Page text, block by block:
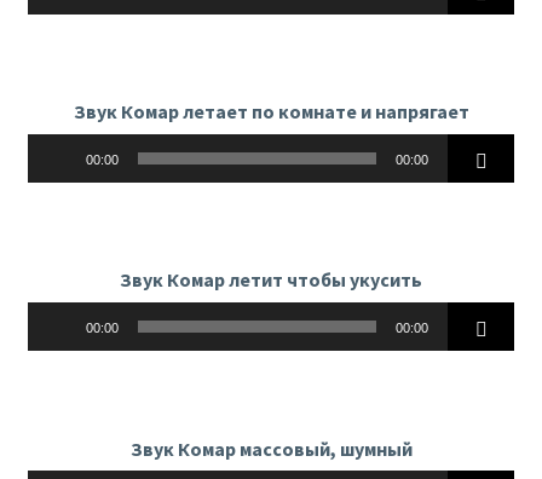
Звук Комар летает по комнате и напрягает
00:00 00:00
Звук Комар летит чтобы укусить
00:00 00:00
Звук Комар массовый, шумный